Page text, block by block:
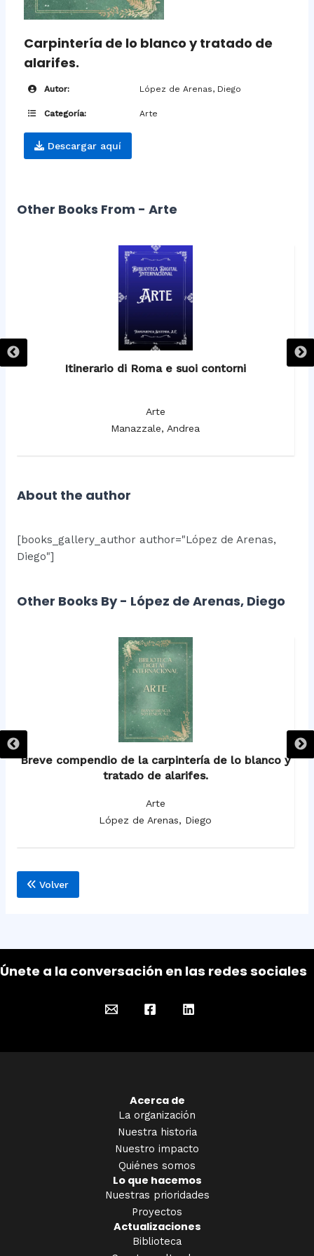
Carpintería de lo blanco y tratado de
alarifes.
Autor: López de Arenas, Diego
Categoría: Arte
Descargar aquí
Other Books From - Arte
Itinerario di Roma e suoi contorni
Arte
Manazzale, Andrea
About the author
[books_gallery_author author="López de Arenas,
Diego"]
Other Books By - López de Arenas, Diego
y
Breve compendio de la carpintería de lo blanco y
tratado de alarifes.
Arte
López de Arenas, Diego
Volver
Únete a la conversación en las redes sociales
Acerca de
La organización
Nuestra historia
Nuestro impacto
Quiénes somos
Lo que hacemos
Nuestras prioridades
Proyectos
Actualizaciones
Biblioteca